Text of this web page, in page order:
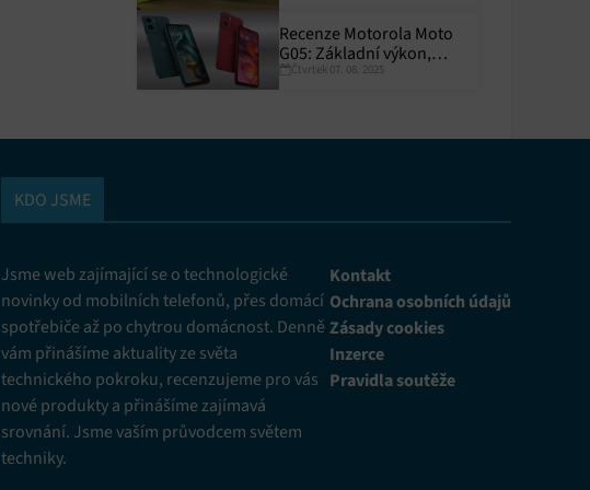
Recenze Motorola Moto
G05: Základní výkon,
skvělá výdrž
Čtvrtek 07. 08. 2025
KDO JSME
Jsme web zajímající se o technologické
novinky od mobilních telefonů, přes domácí
spotřebiče až po chytrou domácnost. Denně
vám přinášíme aktuality ze světa
technického pokroku, recenzujeme pro vás
nové produkty a přinášíme zajímavá
srovnání. Jsme vaším průvodcem světem
techniky.
Kontakt
Ochrana osobních údajů
Zásady cookies
Inzerce
Pravidla soutěže